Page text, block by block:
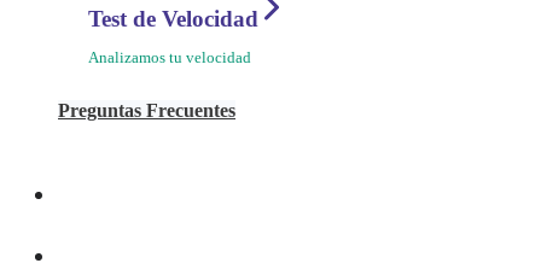
Test de Velocidad
Analizamos tu velocidad
Preguntas Frecuentes